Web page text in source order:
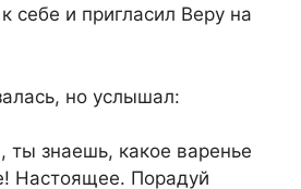
себе и пригласил Веру на
но услышал:
знаешь, какое варенье
Настоящее. Порадуй